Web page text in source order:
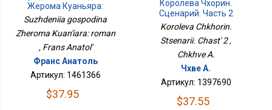
Жерома Куаньяра:
Роман
Suzhdeniia gospodina
Zheroma Kuan'iara: roman
, Frans Anatol'
Франс Анатоль
Артикул: 1461366
$37.95
Королева Чхорин.
Сценарий. Часть 2
Koroleva Chkhorin.
Stsenarii. Chast' 2 ,
Chkhve A.
Чхве А.
Артикул: 1397690
$37.55